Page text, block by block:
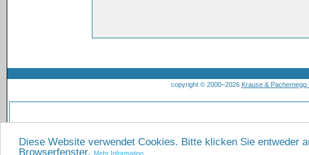
Diese Website verwendet Cookies. Bitte klicken Sie entweder
Browserfenster. Mehr Information
copyright © 2000–2026 Krause & Pachernegg